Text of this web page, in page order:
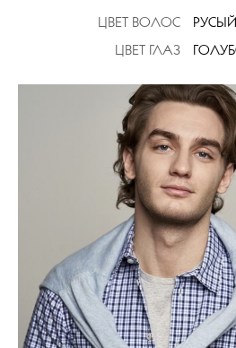
ЦВЕТ ВОЛОС
РУСЫЙ
ЦВЕТ ГЛАЗ